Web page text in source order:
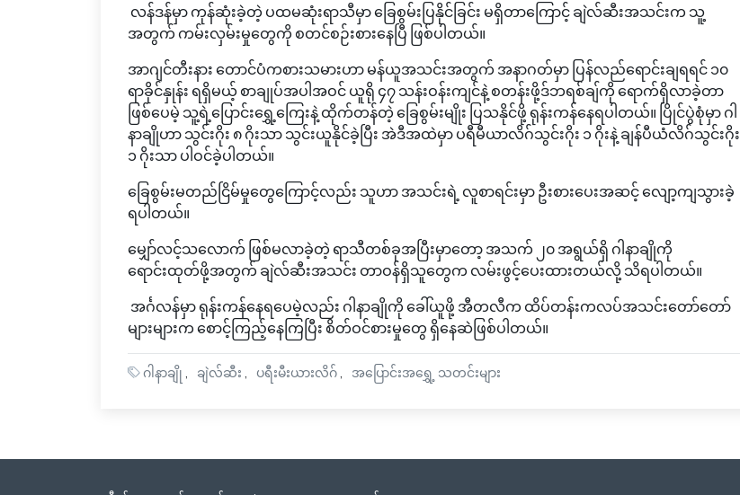
လန်ဒန်မှာ ကုန်ဆုံးခဲ့တဲ့ ပထမဆုံးရာသီမှာ ခြေစွမ်းပြနိုင်ခြင်း မရှိတာကြောင့် ချဲလ်ဆီးအသင်းက သူ့
အတွက် ကမ်းလှမ်းမှုတွေကို စတင်စဉ်းစားနေပြီ ဖြစ်ပါတယ်။
အာဂျင်တီးနား တောင်ပံကစားသမားဟာ မန်ယူအသင်းအတွက် အနာဂတ်မှာ ပြန်လည်ရောင်းချရရင် ၁၀
ရာခိုင်နှုန်း ရရှိမယ့် စာချုပ်အပါအဝင် ယူရို ၄၇ သန်းဝန်းကျင်နဲ့ စတန်းဖို့ဒ်ဘရစ်ချ်ကို ရောက်ရှိလာခဲ့တာ
ဖြစ်ပေမဲ့ သူ့ရဲ့ပြောင်းရွှေ့ကြေးနဲ့ ထိုက်တန်တဲ့ ခြေစွမ်းမျိုး ပြသနိုင်ဖို့ ရုန်းကန်နေရပါတယ်။ ပြိုင်ပွဲစုံမှာ ဂါ
နာချိုဟာ သွင်းဂိုး ၈ ဂိုးသာ သွင်းယူနိုင်ခဲ့ပြီး အဲဒီအထဲမှာ ပရီမီယာလိဂ်သွင်းဂိုး ၁ ဂိုးနဲ့ ချန်ပီယံလိဂ်သွင်းဂိုး
၁ ဂိုးသာ ပါဝင်ခဲ့ပါတယ်။
ခြေစွမ်းမတည်ငြိမ်မှုတွေကြောင့်လည်း သူဟာ အသင်းရဲ့ လူစာရင်းမှာ ဦးစားပေးအဆင့် လျော့ကျသွားခဲ့
ရပါတယ်။
မျှော်လင့်သလောက် ဖြစ်မလာခဲ့တဲ့ ရာသီတစ်ခုအပြီးမှာတော့ အသက် ၂၀ အရွယ်ရှိ ဂါနာချိုကို
ရောင်းထုတ်ဖို့အတွက် ချဲလ်ဆီးအသင်း တာဝန်ရှိသူတွေက လမ်းဖွင့်ပေးထားတယ်လို့ သိရပါတယ်။
အင်္ဂလန်မှာ ရုန်းကန်နေရပေမဲ့လည်း ဂါနာချိုကို ခေါ်ယူဖို့ အီတလီက ထိပ်တန်းကလပ်အသင်းတော်တော်
များများက စောင့်ကြည့်နေကြပြီး စိတ်ဝင်စားမှုတွေ ရှိနေဆဲဖြစ်ပါတယ်။
ဂါနာချို ချဲလ်ဆီး ပရီးမီးယားလိဂ် အပြောင်းအရွှေ့ သတင်းများ